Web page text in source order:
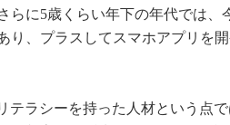
らに5歳くらい年下の年代では
り、プラスしてスマホアプリを
テラシーを持った人材という点